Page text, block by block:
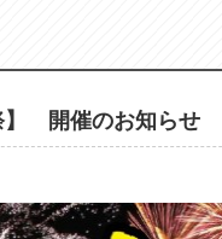
】 開催のお知らせ